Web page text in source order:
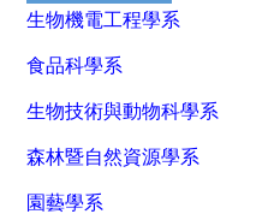
生物機電工程學系
食品科學系
生物技術與動物科學系
森林暨自然資源學系
園藝學系